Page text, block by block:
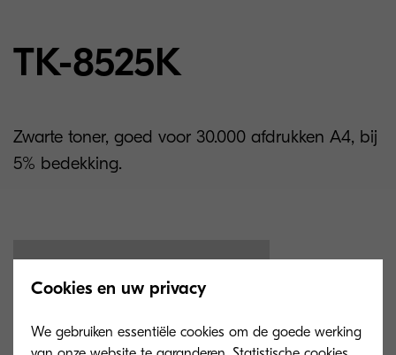
TK-8525K
Zwarte toner, goed voor 30.000 afdrukken A4, bij
5% bedekking.
Cookies en uw privacy
We gebruiken essentiële cookies om de goede werking